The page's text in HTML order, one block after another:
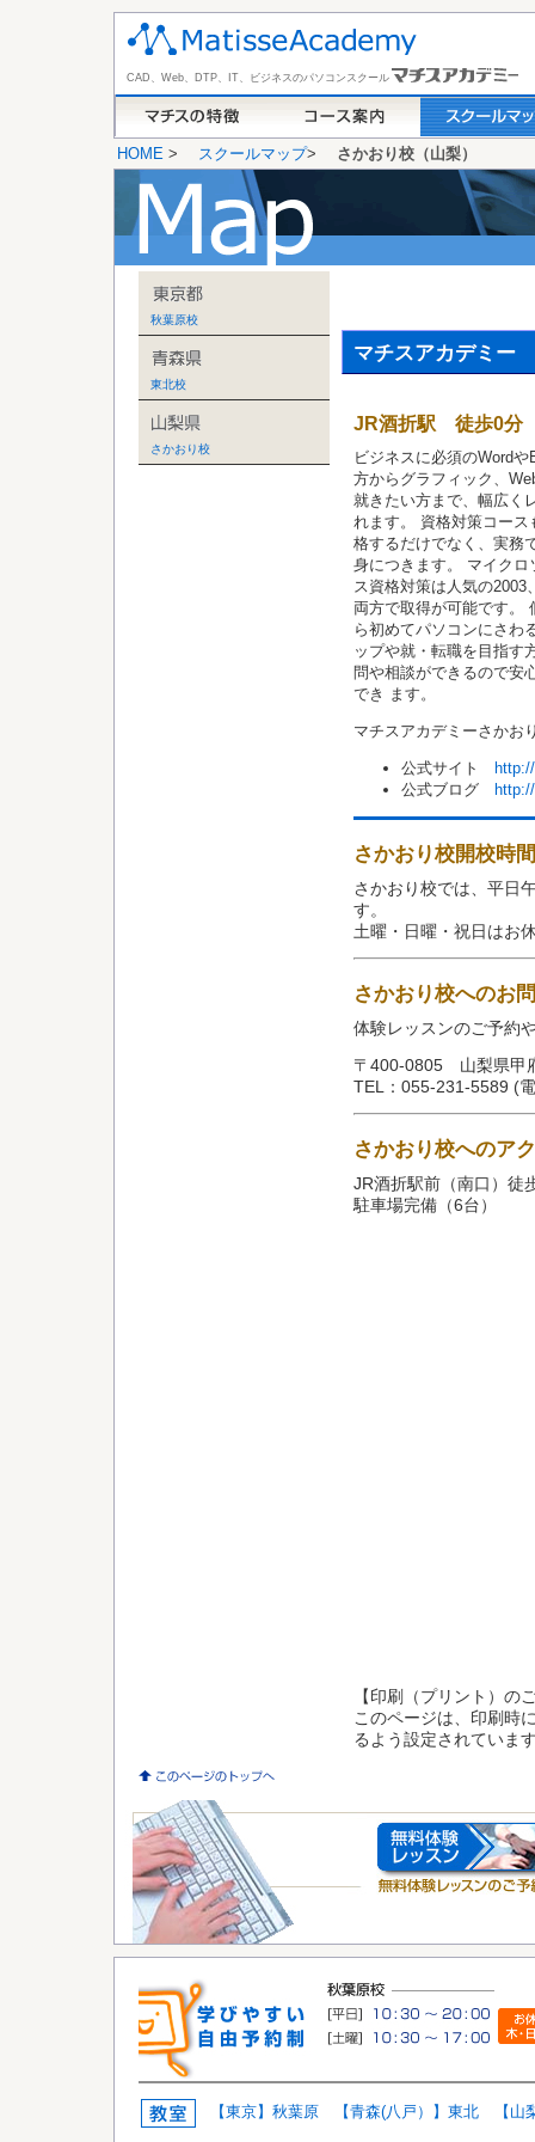
CAD、Web、DTP、IT、ビジネスのパソコンスクール
HOME > スクールマップ> さかおり校（山梨）
秋葉原校
東北校
さかおり校
マチスアカデミー
JR酒折駅 徒歩0分
ビジネスに必須のWord
方からグラフィック、
就きたい方まで、幅広く
れます。 資格対策コース
格するだけでなく、実務
身につきます。 マイクロ
ス資格対策は人気の2003
両方で取得が可能です。
ら初めてパソコンにさわ
ップや就・転職を目指す
問や相談ができるので安
でき ます。
マチスアカデミーさか
公式サイト
公式ブログ
さかおり校開校時間
さかおり校では、平日
す。
土曜・日曜・祝日はお
さかおり校へのお
体験レッスンのご予約
〒400-0805 山梨県甲
TEL：055-231-5589 (
さかおり校へのア
JR酒折駅前（南口）徒
駐車場完備（6台）
【印刷（プリント）の
このページは、印刷時
るよう設定されていま
【東京】秋葉原 【青森(八戸）】東北 【